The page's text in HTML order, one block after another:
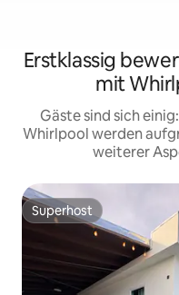
Erstklassig
mit
Gäste sind sich
Whirlpool werden
weiterer
Superhost
Superhost